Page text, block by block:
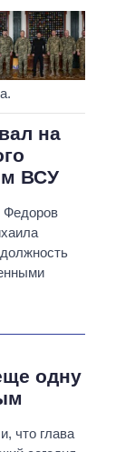
на
ВСУ
Федоров
одну
что глава